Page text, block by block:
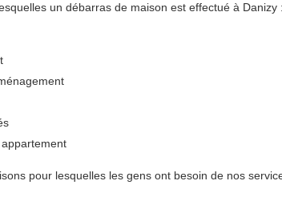
un débarras de maison est effectué à Danizy :
pour lesquelles les gens ont besoin de nos